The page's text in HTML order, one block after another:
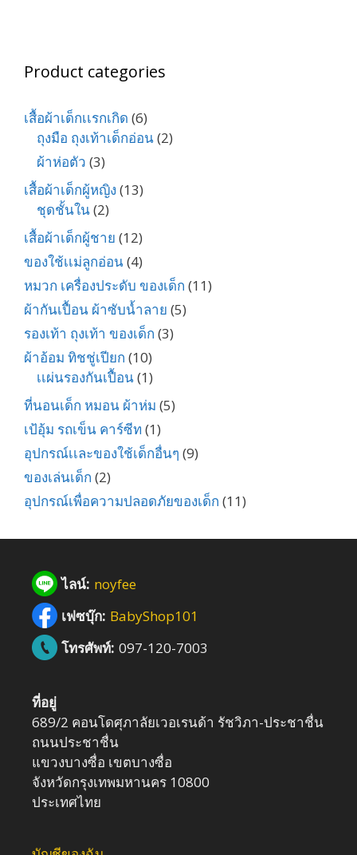
Product categories
เสื้อผ้าเด็กเเรกเกิด (6)
ถุงมือ ถุงเท้าเด็กอ่อน(2)
ผ้าห่อตัว (3)
เสื้อผ้าเด็กผู้หญิง (13)
ชุดชั้นใน(2)
เสื้อผ้าเด็กผู้ชาย (12)
ของใช้เเม่ลูกอ่อน(4)
หมวก เครื่องประดับ ของเด็ก (11)
ผ้ากันเปื้อน ผ้าซับน้ำลาย (5)
รองเท้า ถุงเท้า ของเด็ก (3)
ผ้าอ้อม ทิชชู่เปียก (10)
เเผ่นรองกันเปื้อน(1)
ที่นอนเด็ก หมอน ผ้าห่ม (5)
เป้อุ้ม รถเข็น คาร์ซีท (1)
อุปกรณ์เเละของใช้เด็กอื่นๆ (9)
ของเล่นเด็ก (2)
อุปกรณ์เพื่อความปลอดภัยของเด็ก (11)
ไลน์: noyfee
เฟซบุ๊ก: BabyShop101
โทรศัพท์: 097-120-7003
ที่อยู่
689/2 คอนโดศุภาลัยเวอเรนด้า รัชวิภา-ประชาชื่น
ถนนประชาชื่น
แขวงบางซื่อ เขตบางซื่อ
จังหวัดกรุงเทพมหานคร 10800
ประเทศไทย